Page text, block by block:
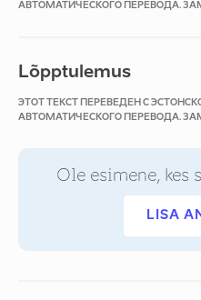
АВТОМАТИЧЕСКОГО ПЕРЕВОДА.
Lõpptulemus
ЭТОТ ТЕКСТ ПЕРЕВЕДЕН С
АВТОМАТИЧЕСКОГО ПЕРЕВОДА.
Ole esimene, kes
LISA